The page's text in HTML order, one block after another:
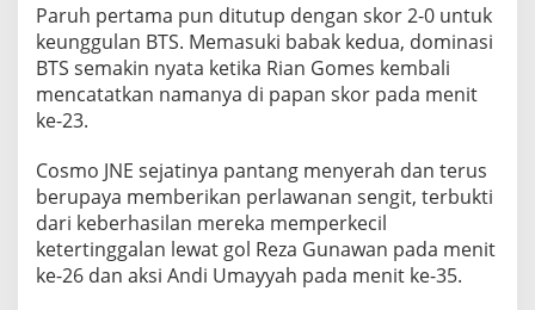
Paruh pertama pun ditutup dengan skor 2-0 untuk
keunggulan BTS. ​Memasuki babak kedua, dominasi
BTS semakin nyata ketika Rian Gomes kembali
mencatatkan namanya di papan skor pada menit
ke-23.
Cosmo JNE sejatinya pantang menyerah dan terus
berupaya memberikan perlawanan sengit, terbukti
dari keberhasilan mereka memperkecil
ketertinggalan lewat gol Reza Gunawan pada menit
ke-26 dan aksi Andi Umayyah pada menit ke-35.